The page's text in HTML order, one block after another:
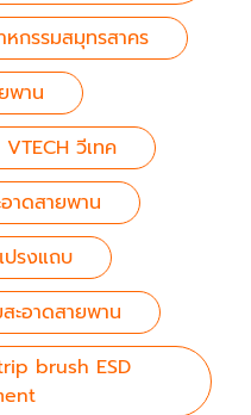
กรรมสมุทรสาคร
พาน
วีเทค
าดสายพาน
ปรงแถบ
ะอาดสายพาน
brush ESD